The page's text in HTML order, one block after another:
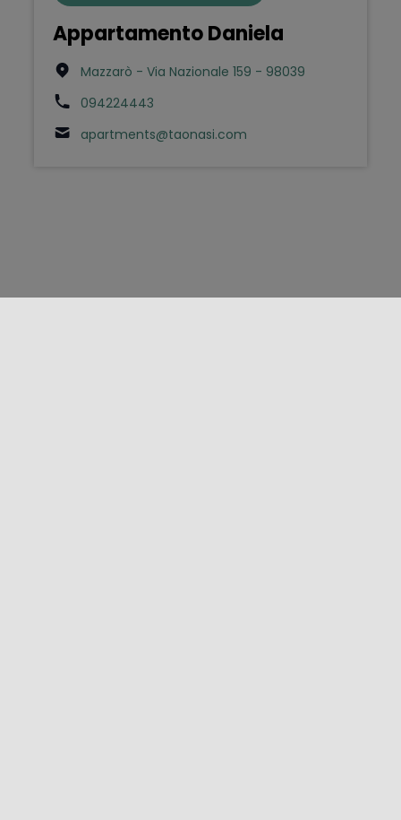
Appartamento Daniela
Mazzarò - Via Nazionale 159 - 98039
094224443
apartments@taonasi.com